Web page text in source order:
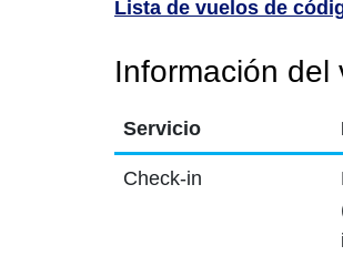
Lista de vuelos de
Información del
Servicio
Check-in